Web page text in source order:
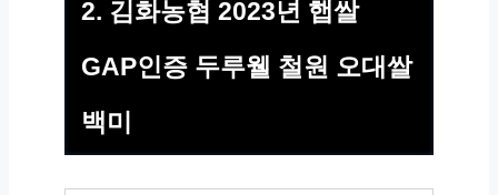
2. 김화농협 2023년 햅쌀
GAP인증 두루웰 철원 오대쌀
백미